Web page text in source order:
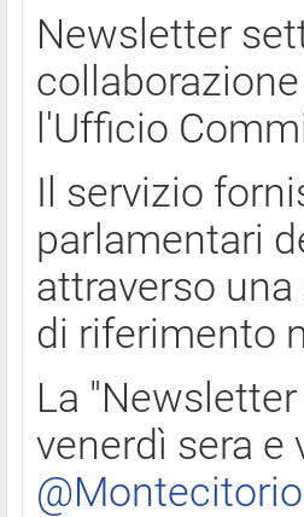
Newsletter
l'Ufficio
Il servizio
parlamentari
attraverso
di riferimento
La
venerdì sera
@Montecitorio